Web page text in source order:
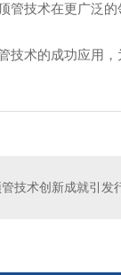
管技术在更广泛的
技术的成功应用
技术创新成就引发